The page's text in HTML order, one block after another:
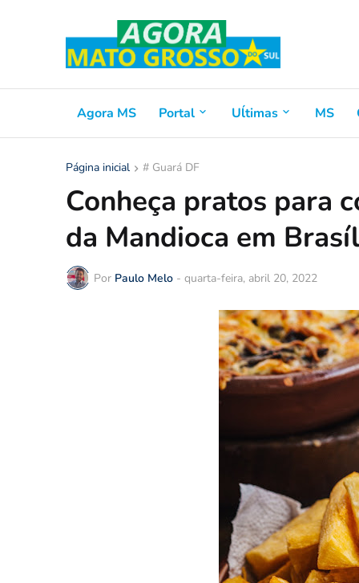
Agora MS Portal Uĺtimas MS
Página inicial # Guará DF
Conheça pratos para
da Mandioca em
Por Paulo Melo - quarta-feira, abril 20, 2022